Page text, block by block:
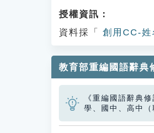
授權資訊：
資料採「
創用CC-
教育部重編國語辭典
《重編國語辭典
學、國中、高中